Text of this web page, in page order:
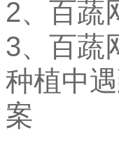
2、百蔬
3、百蔬
种植中
案